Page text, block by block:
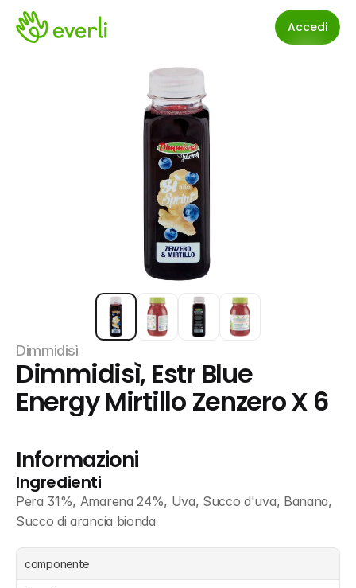
Accedi
Dimmidisì
Dimmidisì, Estr Blue
Energy Mirtillo Zenzero X 6
Informazioni
Ingredienti
Pera 31%, Amarena 24%, Uva, Succo d'uva, Banana,
Succo di arancia bionda
componente